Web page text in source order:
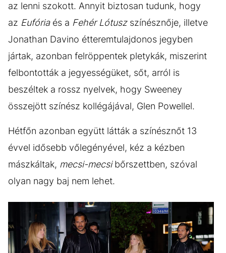
az lenni szokott. Annyit biztosan tudunk, hogy
az Eufóriaés a Fehér Lótuszszínésznője, illetve
Jonathan Davino étteremtulajdonos jegyben
jártak, azonban felröppentek pletykák, miszerint
felbontották a jegyességüket, sőt, arról is
beszéltek a rossz nyelvek, hogy Sweeney
összejött színész kollégájával, Glen Powellel.
Hétfőn azonban együtt látták a színésznőt 13
évvel idősebb vőlegényével, kéz a kézben
mászkáltak, mecsi-mecsibőrszettben, szóval
olyan nagy baj nem lehet.